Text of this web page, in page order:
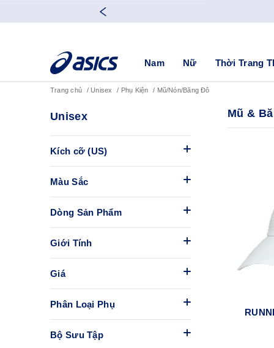
Nam Nữ Thời Trang
Trang chủ Unisex Phụ Kiện Mũ/Nón/Băng Đô
Unisex
Kích cỡ (US)
Màu Sắc
Dòng Sản Phẩm
Giới Tính
Giá
Phân Loại Phụ
Bộ Sưu Tập
Mũ &